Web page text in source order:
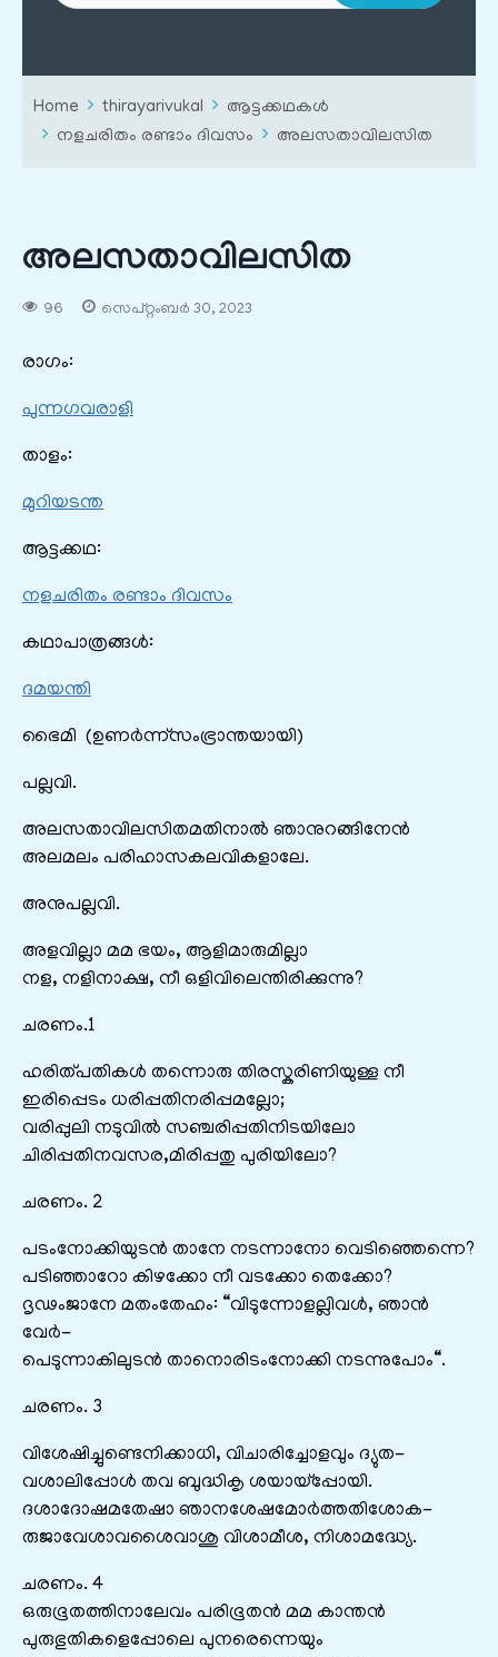
Home thirayarivukal
ആട്ടക്കഥകൾ
നളചരിതം രണ്ടാം ദിവസം
അലസതാവിലസിത
അലസതാവിലസിത
96 സെപ്റ്റംബർ 30, 2023
രാഗം:
പുന്നഗവരാളി
താളം:
മുറിയടന്ത
ആട്ടക്കഥ:
നളചരിതം രണ്ടാം ദിവസം
കഥാപാത്രങ്ങൾ:
ദമയന്തി
ഭൈമി (ഉണർന്ന്‌സംഭ്രാന്തയായി)
പല്ലവി.
അലസതാവിലസിതമതിനാൽ ഞാനുറങ്ങിനേൻ
അലമലം പരിഹാസകലവികളാലേ.
അനുപല്ലവി.
അളവില്ലാ മമ ഭയം, ആളിമാരുമില്ലാ
നള, നളിനാക്ഷ, നീ ഒളിവിലെന്തിരിക്കുന്നു?
ചരണം.1
ഹരിത്പതികൾ തന്നൊരു തിരസ്കരിണിയുള്ള നീ
ഇരിപ്പെടം ധരിപ്പതിനരിപ്പമല്ലോ;
വരിപ്പുലി നടുവിൽ സഞ്ചരിപ്പതിനിടയിലോ
ചിരിപ്പതിനവസര,മിരിപ്പതു പുരിയിലോ?
ചരണം. 2
പടംനോക്കിയുടൻ താനേ നടന്നാനോ വെടിഞ്ഞെന്നെ?
പടിഞ്ഞാറോ കിഴക്കോ നീ വടക്കോ തെക്കോ?
ദൃഢംജാനേ മതംതേഹം: “വിടുന്നോളല്ലിവൾ, ഞാൻ
വേർ-
പെടുന്നാകിലുടൻ താനൊരിടംനോക്കി നടന്നുപോം“.
ചരണം. 3
വിശേഷിച്ചുണ്ടെനിക്കാധി, വിചാരിച്ചോളവും ദ്യുത-
വശാലിപ്പോൾ തവ ബുദ്ധികൃ ശയായ്പ്പോയി.
ദശാദോഷമതേഷാ ഞാനശേഷമോർത്തതിശോക-
രുജാവേശാവശൈവാശു വിശാമീശ, നിശാമദ്ധ്യേ.
ചരണം. 4
ഒരുഭൂതത്തിനാലേവം പരിഭൂതൻ മമ കാന്തൻ
പുരുഭുതികളെപ്പോലെ പുനരെന്നെയും